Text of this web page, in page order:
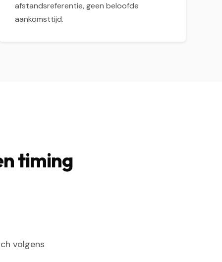
afstandsreferentie, geen beloofde
aankomsttijd.
timing
volgens